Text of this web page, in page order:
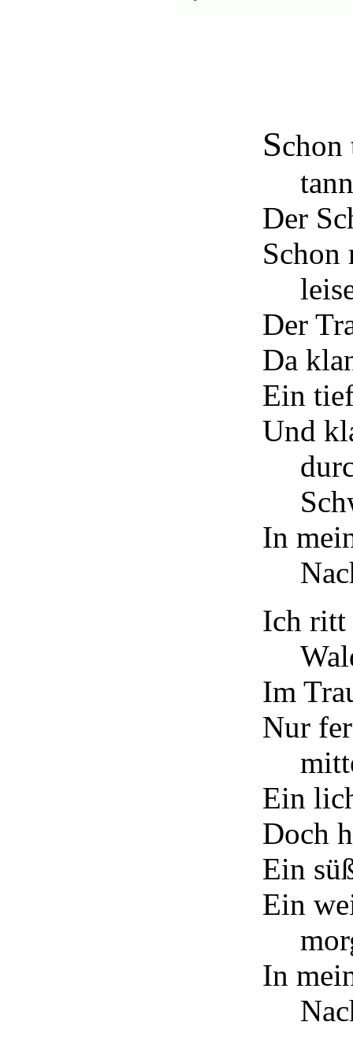
Schon
Der
Schon
Der
Da
Ein
Und
In
Ich ritt
Im
Nur
Ein
Doch
Ein
Ein
In